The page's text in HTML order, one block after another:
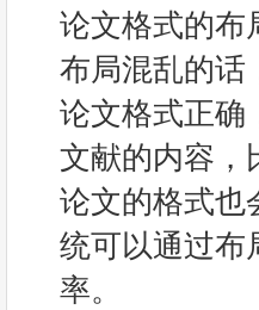
论文格式的布
布局混乱的话
论文格式正确
文献的内容，
论文的格式也
统可以通过布
率。